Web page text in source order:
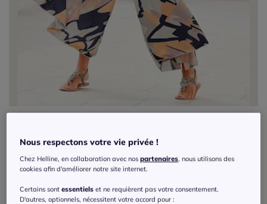
Jupes-culottes à jambes extra-larges avec
imprimé fluide
Nous respectons votre vie privée !
Chez Helline, en collaboration avec nospartenaires , nous utilisons des
cookies afin d'améliorer notre site internet.
Certains sontessentiels et ne requièrent pas votre consentement.
D'autres, optionnels, nécessitent votre accord pour :